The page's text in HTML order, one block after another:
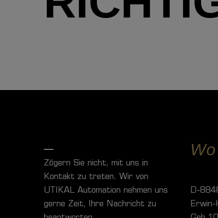
Zögern Sie nicht, mit uns in
Kontakt zu treten. Wir von
UTIKAL Automation nehmen uns
gerne Zeit, Ihre Nachricht zu
Wo
D-
Erwin-